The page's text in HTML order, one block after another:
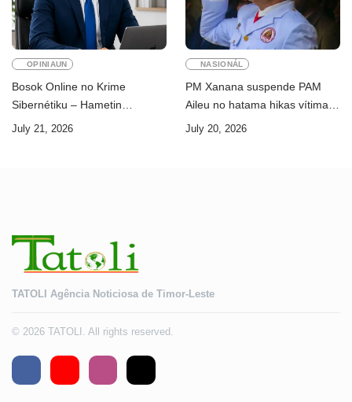
OPINIAUN
Bosok Online no Krime
Sibernétiku – Hametin
Seguransa Dijitál ba Futuru
July 21, 2026
NASIONÁL
PM Xanana suspende PAM
Aileu no hatama hikas vítima
AMA ba servisu
July 20, 2026
TATOLI Agência Noticiosa de Timor-Leste
© 2026 TATOLI. All rights reserved.